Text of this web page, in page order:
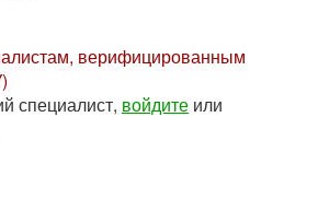
верифицированным
специалист, войдите или